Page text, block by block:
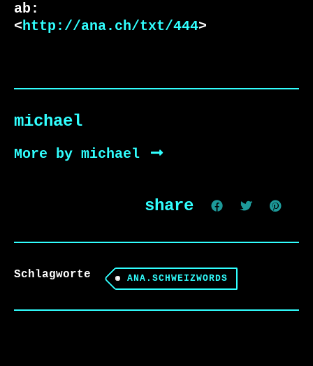
ab:
<http://ana.ch/txt/444>
michael
More by michael
share
Schlagworte ANA.SCHWEIZWORDS